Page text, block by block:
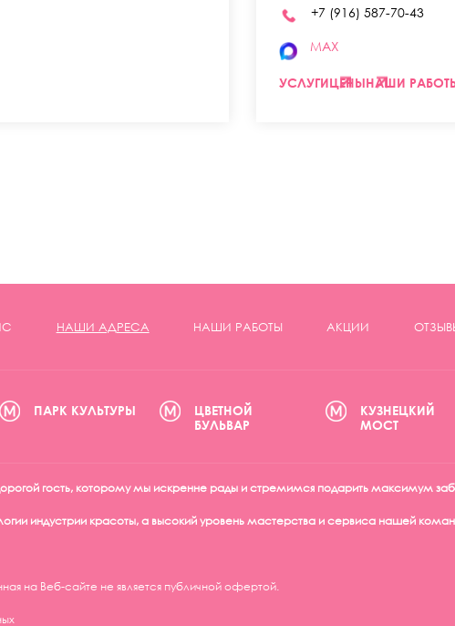
+7 (916) 587-70-43
MAX
УСЛУГИЦЕНЫНАШИ
НАШИ АДРЕСА НАШИ РАБОТЫ АКЦИИ
ПАРК КУЛЬТУРЫ
ЦВЕТНОЙ
БУЛЬВАР
КУЗНЕЦКИЙ
МОСТ
гость, которому мы искренне рады и стремимся подарить максимум
индустрии красоты, а высокий уровень мастерства и сервиса нашей
на Веб-сайте не является публичной офертой.